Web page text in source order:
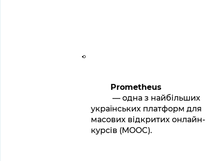
Prometheus
— одна з найбільших
українських платформ для
масових відкритих онлайн-
курсів (MOOC).